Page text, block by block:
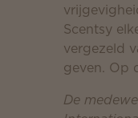
Scentsy
vergezeld
geven. Op
De